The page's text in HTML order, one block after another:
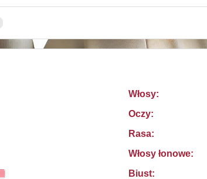
Włosy:
Oczy:
Rasa:
Włosy łonowe:
Biust: